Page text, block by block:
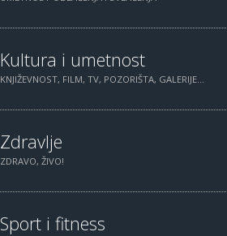
Kultura i umetnost
KNJIŽEVNOST, FILM, TV, POZORIŠTA, GALERIJE...
Zdravlje
ZDRAVO, ŽIVO!
Sport i fitness